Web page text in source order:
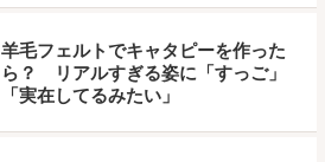
羊毛フェルトでキャタピーを作った
ら？ リアルすぎる姿に「すっご」
「実在してるみたい」